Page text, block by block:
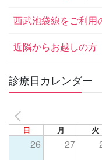
西武池袋線をご利用
近隣からお越しの方
診療日カレンダー
日 月 火
26 27